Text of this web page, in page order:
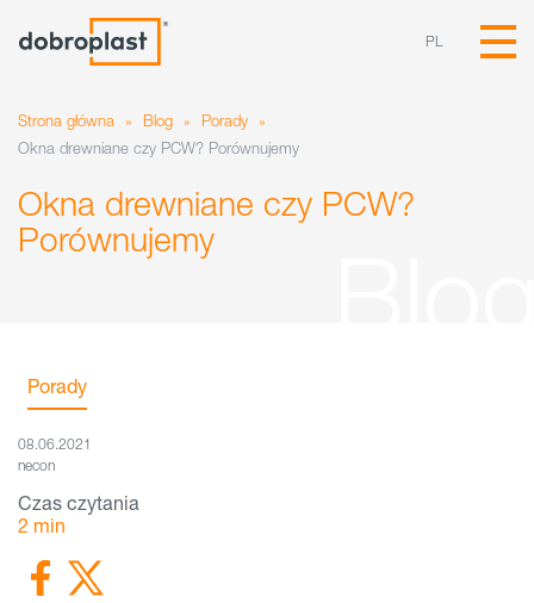
PL
Strona główna » Blog » Porady
»
Okna drewniane czy PCW? Porównujemy
Okna drewniane czy PCW?
Porównujemy
Porady
08.06.2021
necon
Czas czytania
2 min